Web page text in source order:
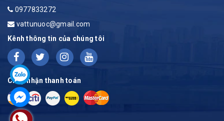
0977833272
vattunuoc@gmail.com
Kênh thông tin của chúng tôi
Chấp nhận thanh toán